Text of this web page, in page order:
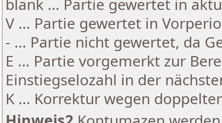
blank ... Partie gewertet in
V ... Partie gewertet in
- ... Partie nicht gewertet, da
E ... Partie vorgemerkt zur
Einstiegselozahl in der
K ... Korrektur wegen